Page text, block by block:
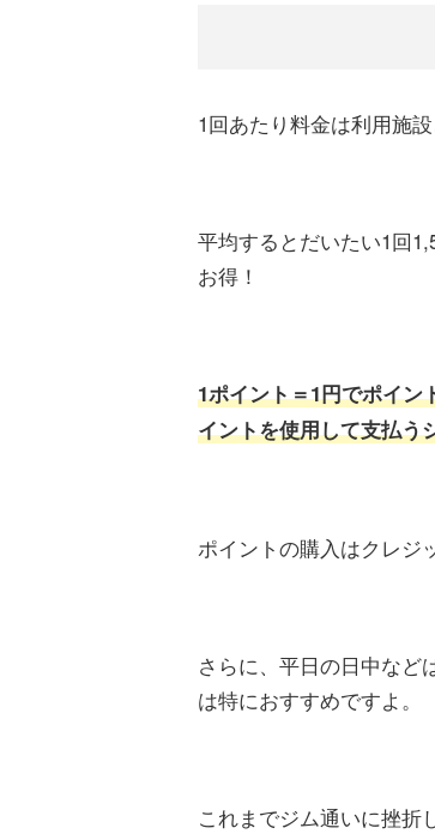
1回あたり料金は利用施設
平均するとだいたい1回
お得！
1ポイント＝1円でポイン
イントを使用して支払う
ポイントの購入はクレジ
さらに、平日の日中など
は特におすすめですよ。
これまでジム通いに挫折